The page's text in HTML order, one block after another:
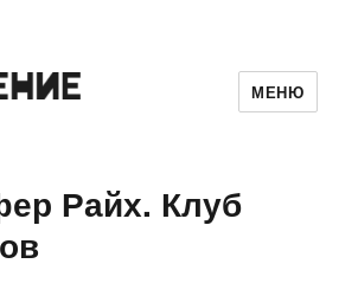
МЕНЮ
Райх. Клуб